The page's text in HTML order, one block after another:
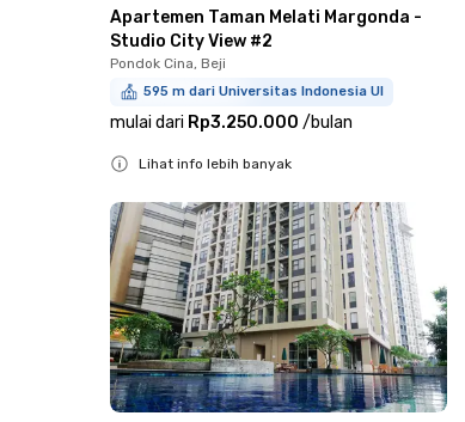
Apartemen Taman Melati Margonda -
Studio City View #2
Pondok Cina, Beji
595 m dari Universitas Indonesia UI
mulai dari Rp3.250.000 /bulan
Lihat info lebih banyak